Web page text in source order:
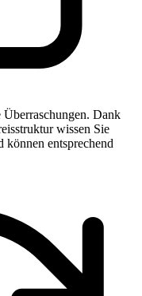
Dank
wissen Sie
können entsprechend